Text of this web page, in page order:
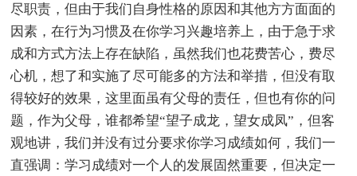
尽职责，但由于我们自身性格的原因和其他方方面面的
因素，在行为习惯及在你学习兴趣培养上，由于急于求
成和方式方法上存在缺陷，虽然我们也花费苦心，费尽
心机，想了和实施了尽可能多的方法和举措，但没有取
得较好的效果，这里面虽有父母的责任，但也有你的问
题，作为父母，谁都希望“望子成龙，望女成凤”，但客
观地讲，我们并没有过分要求你学习成绩如何，我们一
直强调：学习成绩对一个人的发展固然重要，但决定一